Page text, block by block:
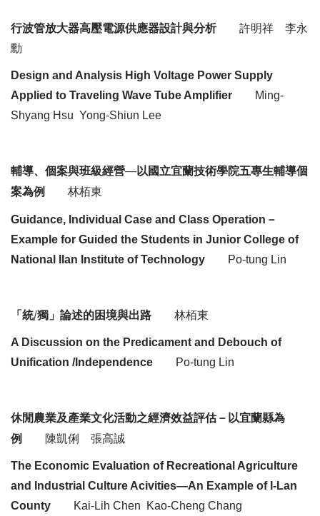
行波管放大器高壓電源供應器設計與分析 許明祥
李永
勳
Design and Analysis High Voltage Power Supply
Applied to Traveling Wave Tube Amplifier
Ming-
Shyang Hsu Yong-Shiun Lee
輔導、個案與班級經營―以國立宜蘭技術學院五專生輔導個
案為例
林栢東
Guidance, Individual Case and Class Operation －
Example for Guided the Students in Junior College of
National
Ilan Institute of Technology Po-tung Lin
「統/獨」論述的困境與出路 林栢東
A Discussion on the Predicament and Debouch of
Unification /Independence
Po-tung Lin
休閒農業及產業文化活動之經濟效益評估－以宜蘭縣為
例
陳凱俐 張高誠
The Economic Evaluation of Recreational Agriculture
and Industrial Culture Acivities—An Example of I-Lan
County
Kai-Lih Chen Kao-Cheng Chang